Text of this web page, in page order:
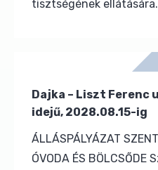
tisztségének
Dajka – Liszt
idejű, 2028.08.15-ig
ÁLLÁSPÁLYÁZAT
ÓVODA ÉS